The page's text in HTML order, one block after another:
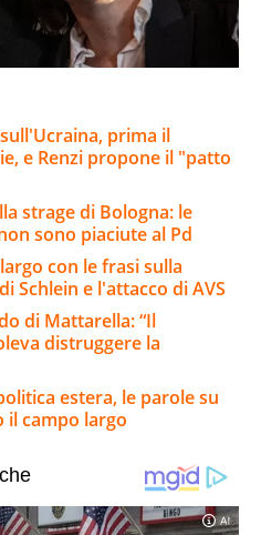
prima il
e Renzi propone il "patto
strage di Bologna: le
sono piaciute al Pd
con le frasi sulla
Schlein e l'attacco di AVS
di Mattarella: “Il
distruggere la
estera, le parole su
il campo largo